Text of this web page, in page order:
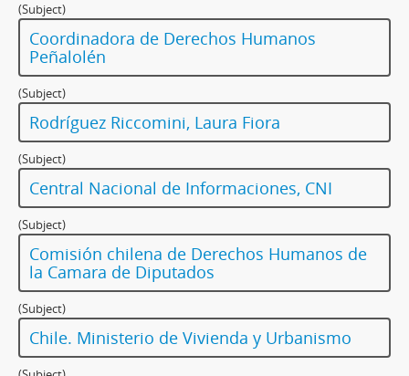
(Subject)
Coordinadora de Derechos Humanos
Peñalolén
(Subject)
Rodríguez Riccomini, Laura Fiora
(Subject)
Central Nacional de Informaciones, CNI
(Subject)
Comisión chilena de Derechos Humanos de
la Camara de Diputados
(Subject)
Chile. Ministerio de Vivienda y Urbanismo